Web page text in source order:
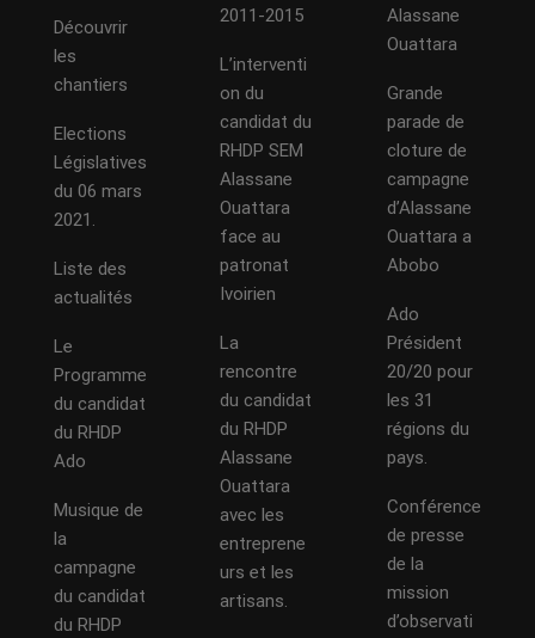
Découvrir
les
chantiers
Elections
Législatives
du 06 mars
2021.
Liste des
actualités
Le
Programme
du candidat
du RHDP
Ado
Musique de
la
campagne
du candidat
du RHDP
2011-2015
L’interventi
on du
candidat du
RHDP SEM
Alassane
Ouattara
face au
patronat
Ivoirien
La
rencontre
du candidat
du RHDP
Alassane
Ouattara
avec les
entreprene
urs et les
artisans.
Alassane
Ouattara
Grande
parade de
cloture de
campagne
d’Alassane
Ouattara a
Abobo
Ado
Président
20/20 pour
les 31
régions du
pays.
Conférence
de presse
de la
mission
d’observati